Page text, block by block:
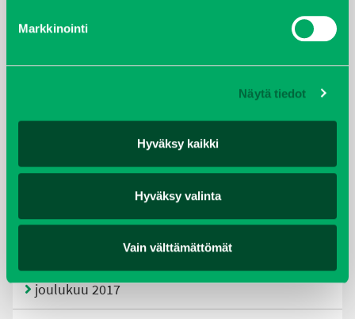
Markkinointi
Näytä tiedot
Hyväksy kaikki
Hyväksy valinta
Vain välttämättömät
helmikuu 2019
tammikuu 2018
joulukuu 2017